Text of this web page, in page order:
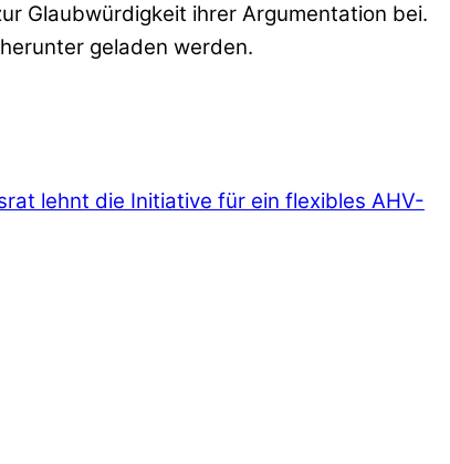
Glaubwürdigkeit ihrer Argumentation bei.
geladen werden.
lehnt die Initiative für ein flexibles AHV-